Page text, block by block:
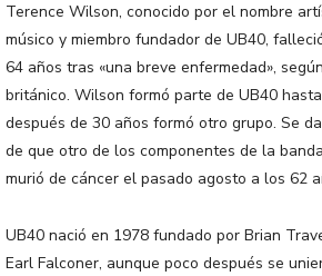
Terence Wilson, conocido por el nombre
músico y miembro fundador de UB40,
64 años tras «una breve enfermedad»,
británico. Wilson formó parte de UB40
después de 30 años formó otro grupo. Se
de que otro de los componentes de la
murió de cáncer el pasado agosto a los 62
UB40 nació en 1978 fundado por Brian
Earl Falconer, aunque poco después se